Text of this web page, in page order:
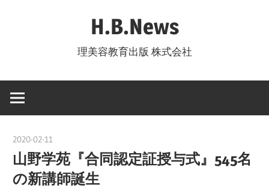
ツ
ス
H.B.News
理美容教育出版 株式会社
2020-02-11
山野学苑『合同認定証授与式』545名
の新講師誕生